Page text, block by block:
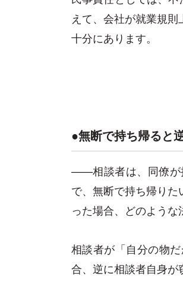
えて、会社が就業規
十分にあります。
●無断で持ち帰ると
——相談者は、同僚が
で、無断で持ち帰り
った場合、どのような
相談者が「自分の物
合、逆に相談者自身が